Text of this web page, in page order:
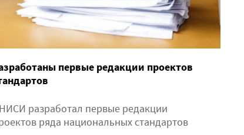
первые редакции проектов
разработал первые редакции
ряда национальных стандартов